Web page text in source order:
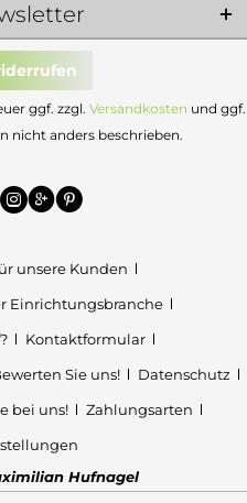
ggf. zzgl. Versandkosten und ggf.
nicht anders beschrieben.
unsere Kunden
Einrichtungsbranche
Kontaktformular
Sie uns!
Datenschutz
bei uns!
Zahlungsarten
Hufnagel